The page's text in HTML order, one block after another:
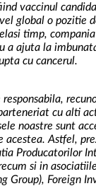
vaccinul
global o pozitie
timp,
a ajuta la
cu cancerul.
cu alti
noastre sunt
acestea. Astfel,
Producatorilor
si in
Group), Foreign